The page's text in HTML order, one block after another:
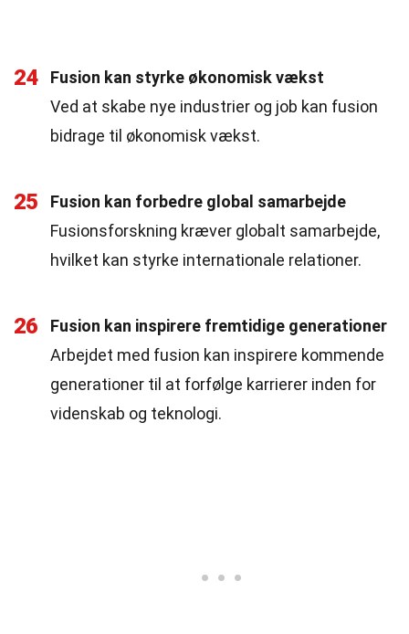
24
Fusion kan styrke økonomisk vækst
Ved at skabe nye industrier og job kan fusion
bidrage til økonomisk vækst.
25
Fusion kan forbedre global samarbejde
Fusionsforskning kræver globalt samarbejde,
hvilket kan styrke internationale relationer.
26
Fusion kan inspirere fremtidige generationer
Arbejdet med fusion kan inspirere kommende
generationer til at forfølge karrierer inden for
videnskab og teknologi.